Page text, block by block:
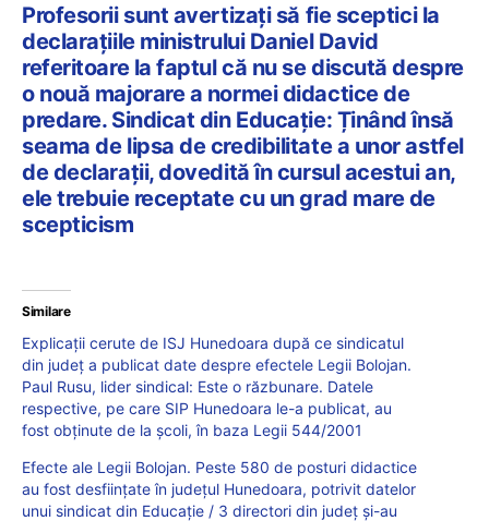
Profesorii sunt avertizați să fie sceptici la
declarațiile ministrului Daniel David
referitoare la faptul că nu se discută despre
o nouă majorare a normei didactice de
predare. Sindicat din Educație: Ținând însă
seama de lipsa de credibilitate a unor astfel
de declarații, dovedită în cursul acestui an,
ele trebuie receptate cu un grad mare de
scepticism
Similare
Explicații cerute de ISJ Hunedoara după ce sindicatul
din județ a publicat date despre efectele Legii Bolojan.
Paul Rusu, lider sindical: Este o răzbunare. Datele
respective, pe care SIP Hunedoara le-a publicat, au
fost obținute de la școli, în baza Legii 544/2001
Efecte ale Legii Bolojan. Peste 580 de posturi didactice
au fost desființate în județul Hunedoara, potrivit datelor
unui sindicat din Educație / 3 directori din județ și-au